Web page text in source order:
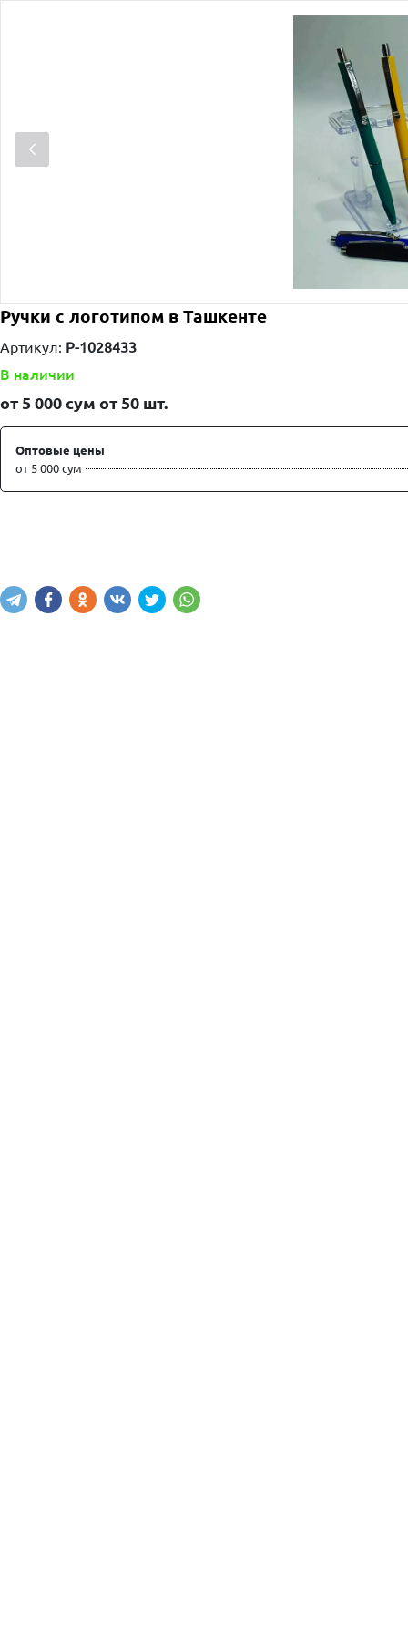
Ручки с логотипом в Ташкенте
Артикул: P-1028433
В наличии
от 5 000 сум от 50 шт.
Оптовые цены
от 5 000 сум